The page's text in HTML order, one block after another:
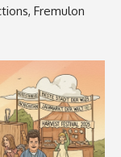
Fremulon